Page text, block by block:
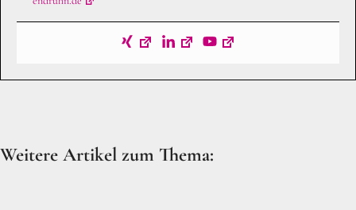
Weitere Artikel zum Thema: